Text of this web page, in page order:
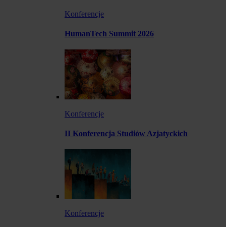
Konferencje
HumanTech Summit 2026
Konferencje
II Konferencja Studiów Azjatyckich
Konferencje